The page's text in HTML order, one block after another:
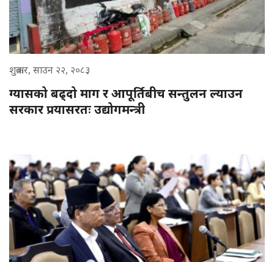
शुक्रबार, साउन २२, २०८३
ग्यासको बढ्दो माग र आपूर्तिबीच सन्तुलन ल्याउन
सरकार प्रयासरतः उद्योगमन्त्री